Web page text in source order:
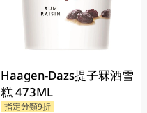
Haagen-Dazs提子冧酒雪
糕 473ML
指定分類9折